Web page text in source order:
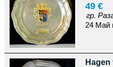
49 €
гр.
24 Май